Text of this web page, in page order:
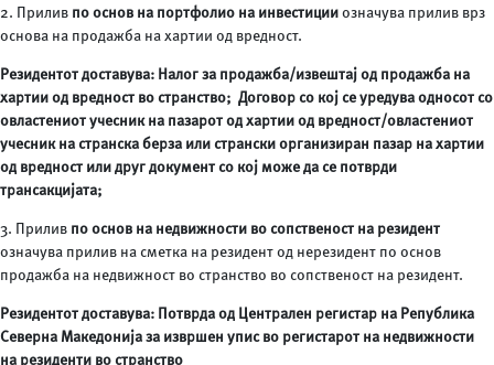
2. Прилив по основ на портфолио на инвестиции означува прилив врз
основа на продажба на хартии од вредност.
Резидентот доставува: Налог за продажба/извештај од продажба на
хартии од вредност во странство; Договор со кој се уредува односот со
овластениот учесник на пазарот од хартии од вредност/овластениот
учесник на странска берза или странски организиран пазар на хартии
од вредност или друг документ со кој може да се потврди
трансакцијата;
3. Прилив по основ на недвижности во сопственост на резидент
означува прилив на сметка на резидент од нерезидент по основ
продажба на недвижност во странство во сопственост на резидент.
Резидентот доставува: Потврда од Централен регистар на Република
Северна Македонија за извршен упис во регистарот на недвижности
на резиденти во странство